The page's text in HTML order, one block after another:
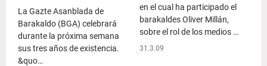
La Gazte Asanblada de
Barakaldo (BGA) celebrará
durante la próxima semana
sus tres años de existencia.
&quo…
en el cual ha participado el
barakaldes Oliver Millán,
sobre el rol de los medios …
31.3.09